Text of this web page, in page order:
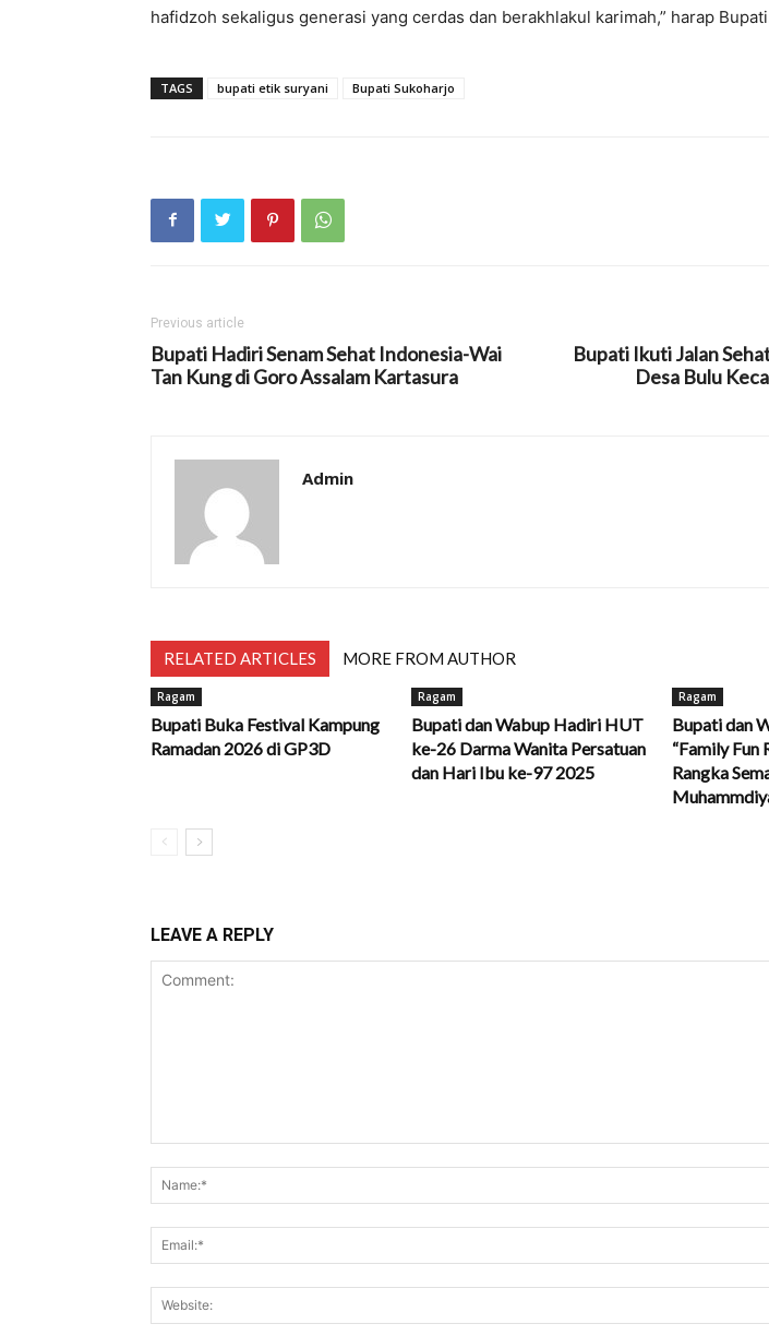
hafidzoh sekaligus generasi yang cerdas dan berakhlakul karimah,” harap
TAGS bupati etik suryani Bupati Sukoharjo
Previous article
Bupati Hadiri Senam Sehat Indonesia-Wai
Tan Kung di Goro Assalam Kartasura
Bupati Ikuti Jalan
Desa Bulu
Admin
RELATED ARTICLES MORE FROM AUTHOR
Ragam
Bupati Buka Festival Kampung
Ramadan 2026 di GP3D
Ragam
Bupati dan Wabup Hadiri HUT
ke-26 Darma Wanita Persatuan
dan Hari Ibu ke-97 2025
Ragam
Bupati dan
“Family Fun
Rangka
LEAVE A REPLY